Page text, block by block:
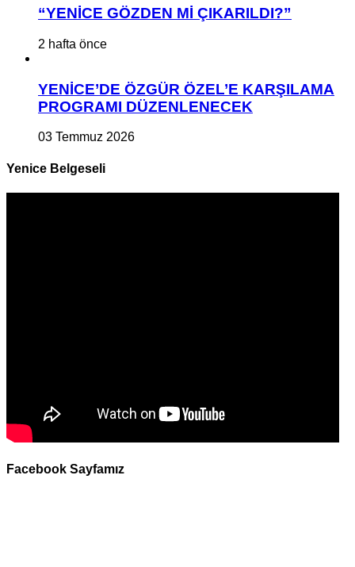
“YENİCE GÖZDEN Mİ ÇIKARILDI?”
2 hafta önce
YENİCE’DE ÖZGÜR ÖZEL’E KARŞILAMA
PROGRAMI DÜZENLENECEK
03 Temmuz 2026
Yenice Belgeseli
Facebook Sayfamız